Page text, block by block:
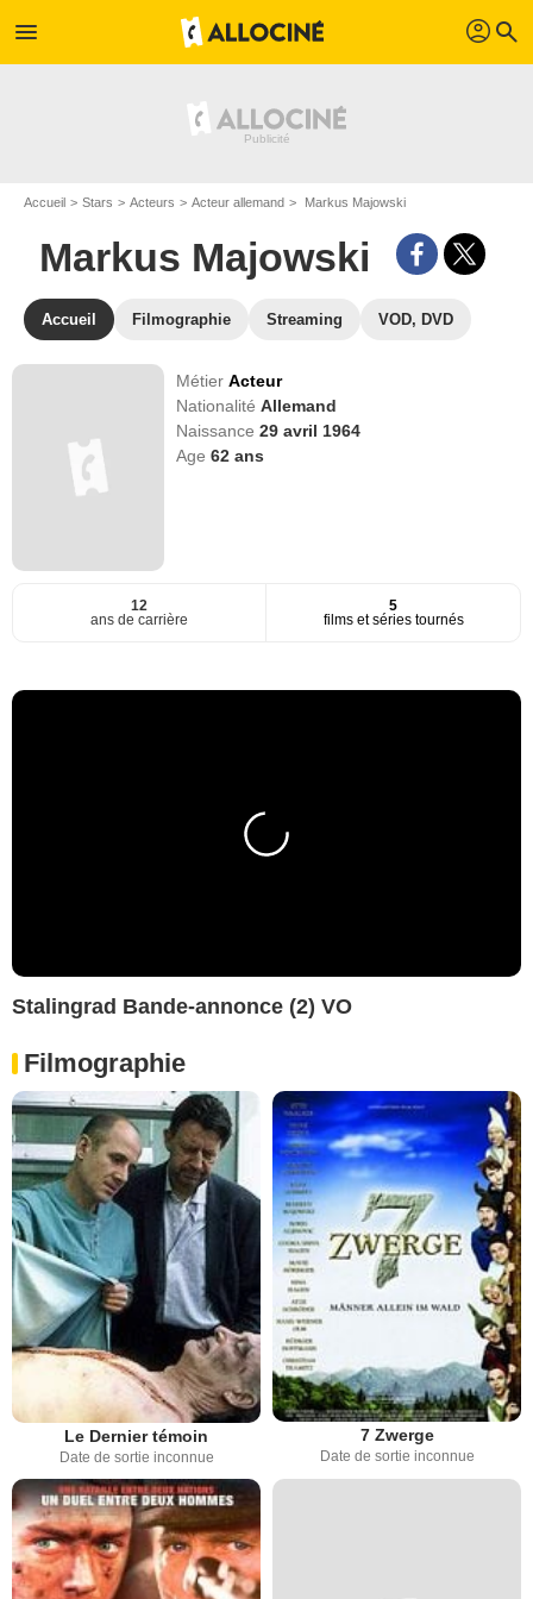
menu profil search
Accueil Stars Acteurs Acteur allemand Markus Majowski
Markus Majowski
Accueil Filmographie Streaming VOD, DVD
MétierActeur
NationalitéAllemand
Naissance29 avril 1964
Age62 ans
12
ans de carrière
5
films et séries tournés
Stalingrad Bande-annonce (2) VO
Filmographie
Le Dernier témoin
Date de sortie inconnue
7 Zwerge
Date de sortie inconnue